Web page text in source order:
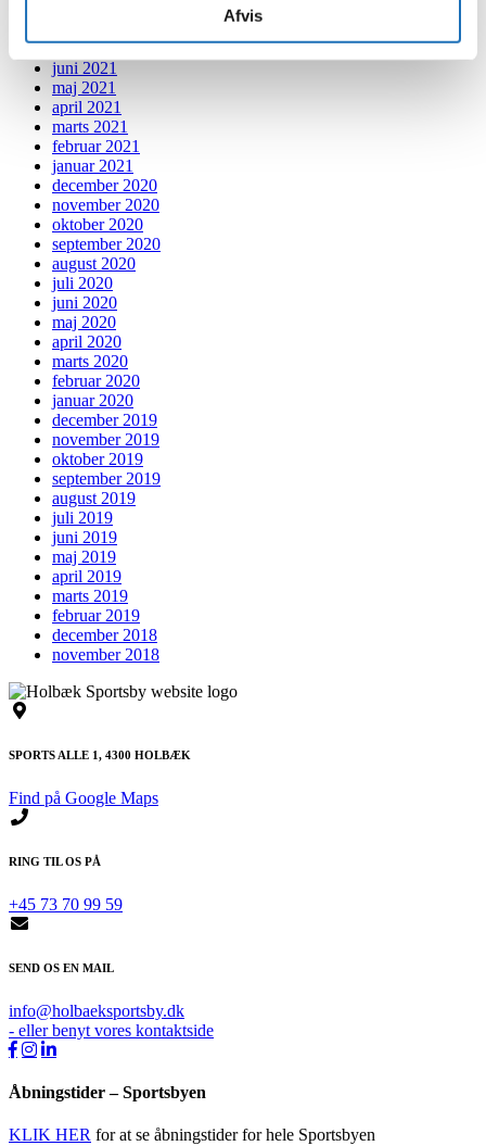
Afvis
juli 2021
juni 2021
maj 2021
april 2021
marts 2021
februar 2021
januar 2021
december 2020
november 2020
oktober 2020
september 2020
august 2020
juli 2020
juni 2020
maj 2020
april 2020
marts 2020
februar 2020
januar 2020
december 2019
november 2019
oktober 2019
september 2019
august 2019
juli 2019
juni 2019
maj 2019
april 2019
marts 2019
februar 2019
december 2018
november 2018
SPORTS ALLE 1, 4300 HOLBÆK
Find på Google Maps
RING TIL OS PÅ
+45 73 70 99 59
SEND OS EN MAIL
info@holbaeksportsby.dk
- eller benyt vores kontaktside
Åbningstider – Sportsbyen
KLIK HER for at se åbningstider for hele Sportsbyen